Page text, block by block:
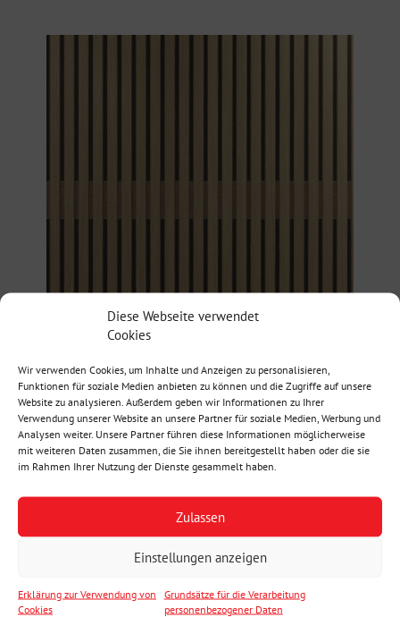
Diese Webseite verwendet
Cookies
Wir verwenden Cookies, um Inhalte und Anzeigen zu personalisieren,
Funktionen für soziale Medien anbieten zu können und die Zugriffe auf unsere
Website zu analysieren. Außerdem geben wir Informationen zu Ihrer
Verwendung unserer Website an unsere Partner für soziale Medien, Werbung und
Analysen weiter. Unsere Partner führen diese Informationen möglicherweise
mit weiteren Daten zusammen, die Sie ihnen bereitgestellt haben oder die sie
im Rahmen Ihrer Nutzung der Dienste gesammelt haben.
Zulassen
Einstellungen anzeigen
Erklärung zur Verwendung von
Cookies
Grundsätze für die Verarbeitung
personenbezogener Daten